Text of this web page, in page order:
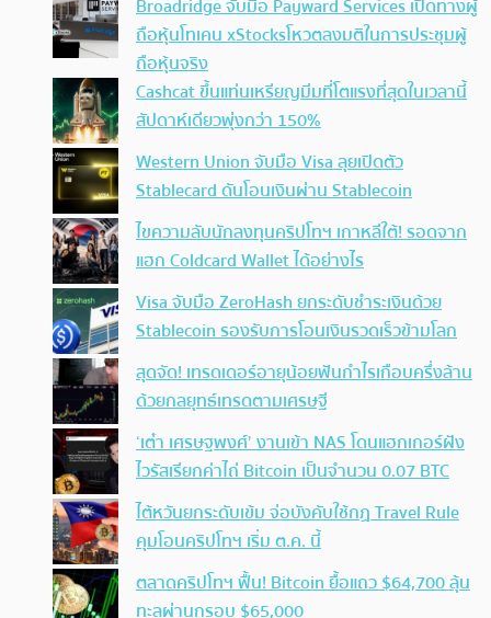
Broadridge จับมือ Payward Services เปิดทางผู้
ถือหุ้นโทเคน xStocksโหวตลงมติในการประชุมผู้
ถือหุ้นจริง
Cashcat ขึ้นแท่นเหรียญมีมที่โตแรงที่สุดในเวลานี้
สัปดาห์เดียวพุ่งกว่า 150%
Western Union จับมือ Visa ลุยเปิดตัว
Stablecard ดันโอนเงินผ่าน Stablecoin
ไขความลับนักลงทุนคริปโทฯ เกาหลีใต้! รอดจาก
แฮก Coldcard Wallet ได้อย่างไร
Visa จับมือ ZeroHash ยกระดับชำระเงินด้วย
Stablecoin รองรับการโอนเงินรวดเร็วข้ามโลก
สุดจัด! เทรดเดอร์อายุน้อยฟันกำไรเกือบครึ่งล้าน
ด้วยกลยุทธ์เทรดตามเศรษฐี
‘เต๋า เศรษฐพงศ์’ งานเข้า NAS โดนแฮกเกอร์ฝัง
ไวรัสเรียกค่าไถ่ Bitcoin เป็นจำนวน 0.07 BTC
ไต้หวันยกระดับเข้ม จ่อบังคับใช้กฏ Travel Rule
คุมโอนคริปโทฯ เริ่ม ต.ค. นี้
ตลาดคริปโทฯ ฟื้น! Bitcoin ยื้อแถว $64,700 ลุ้น
ทะลุผ่านกรอบ $65,000